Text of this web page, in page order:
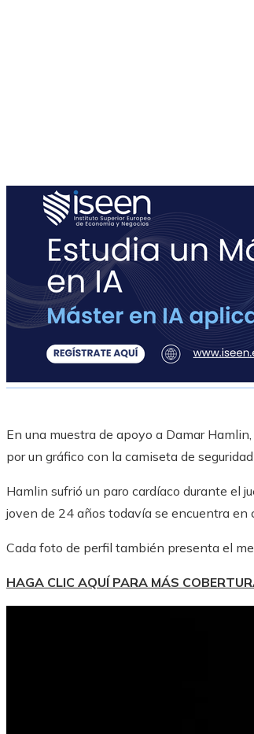
En una muestra de apoyo a Damar
por un gráfico con la camiseta de
Hamlin sufrió un paro cardíaco durante el
joven de 24 años todavía se encuentra
Cada foto de perfil también presenta el
HAGA CLIC AQUÍ PARA MÁS